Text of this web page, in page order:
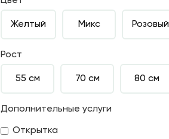
Желтый Микс Розовый
Рост
55 см 70 см 80 см
Дополнительные услуги
Открытка